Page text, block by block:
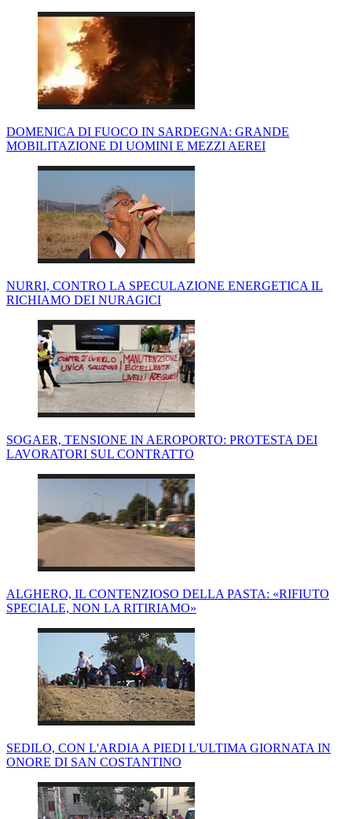
DOMENICA DI FUOCO IN SARDEGNA: GRANDE
MOBILITAZIONE DI UOMINI E MEZZI AEREI
NURRI, CONTRO LA SPECULAZIONE ENERGETICA IL
RICHIAMO DEI NURAGICI
SOGAER, TENSIONE IN AEROPORTO: PROTESTA DEI
LAVORATORI SUL CONTRATTO
ALGHERO, IL CONTENZIOSO DELLA PASTA: «RIFIUTO
SPECIALE, NON LA RITIRIAMO»
SEDILO, CON L'ARDIA A PIEDI L'ULTIMA GIORNATA IN
ONORE DI SAN COSTANTINO